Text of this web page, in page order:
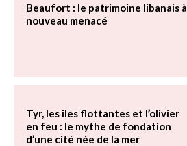
Beaufort : le patrimoine libanais à
nouveau menacé
Tyr, les îles flottantes et l’olivier
en feu : le mythe de fondation
d’une cité née de la mer